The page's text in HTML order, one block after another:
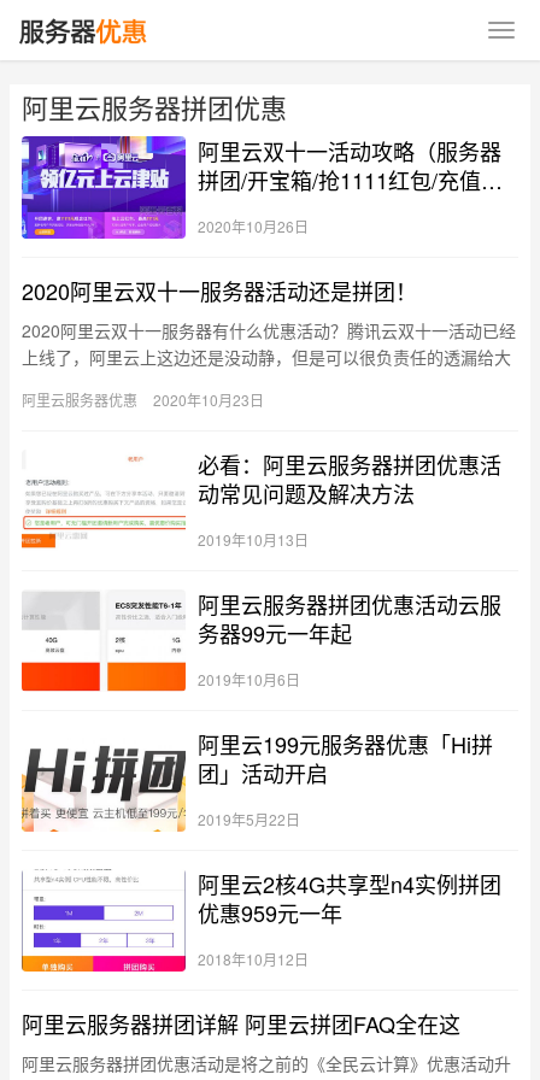
阿里云服务器拼团优惠
阿里云双十一活动攻略（服务器
拼团/开宝箱/抢1111红包/充值万
2020年10月26日
2020阿里云双十一服务器活动还是拼团！
2020阿里云双十一服务器有什么优惠活动？腾讯云双十一活动已经
上线了，阿里云上这边还是没动静，但是可以很负责任的透漏给大
阿里云服务器优惠 2020年10月23日
必看：阿里云服务器拼团优惠活
动常见问题及解决方法
2019年10月13日
阿里云服务器拼团优惠活动云服
务器99元一年起
2019年10月6日
阿里云199元服务器优惠「Hi拼
团」活动开启
2019年5月22日
阿里云2核4G共享型n4实例拼团
优惠959元一年
2018年10月12日
阿里云服务器拼团详解 阿里云拼团FAQ全在这
阿里云服务器拼团优惠活动是将之前的《全民云计算》优惠活动升